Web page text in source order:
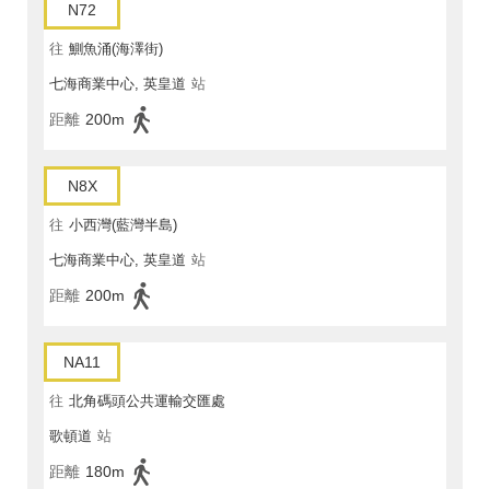
N72
往 鰂魚涌(海澤街)
七海商業中心, 英皇道 站
距離 200m
N8X
往 小西灣(藍灣半島)
七海商業中心, 英皇道 站
距離 200m
NA11
往 北角碼頭公共運輸交匯處
歌頓道 站
距離 180m